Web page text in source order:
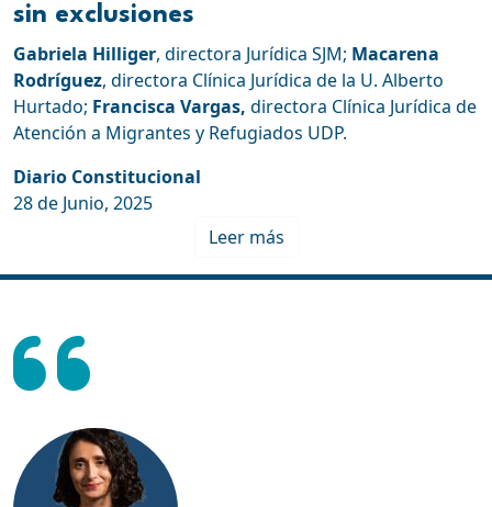
sin exclusiones
Gabriela Hilliger, directora Jurídica SJM; Macarena
Rodríguez, directora Clínica Jurídica de la U. Alberto
Hurtado; Francisca Vargas, directora Clínica Jurídica de
Atención a Migrantes y Refugiados UDP.
Diario Constitucional
28 de Junio, 2025
Leer más